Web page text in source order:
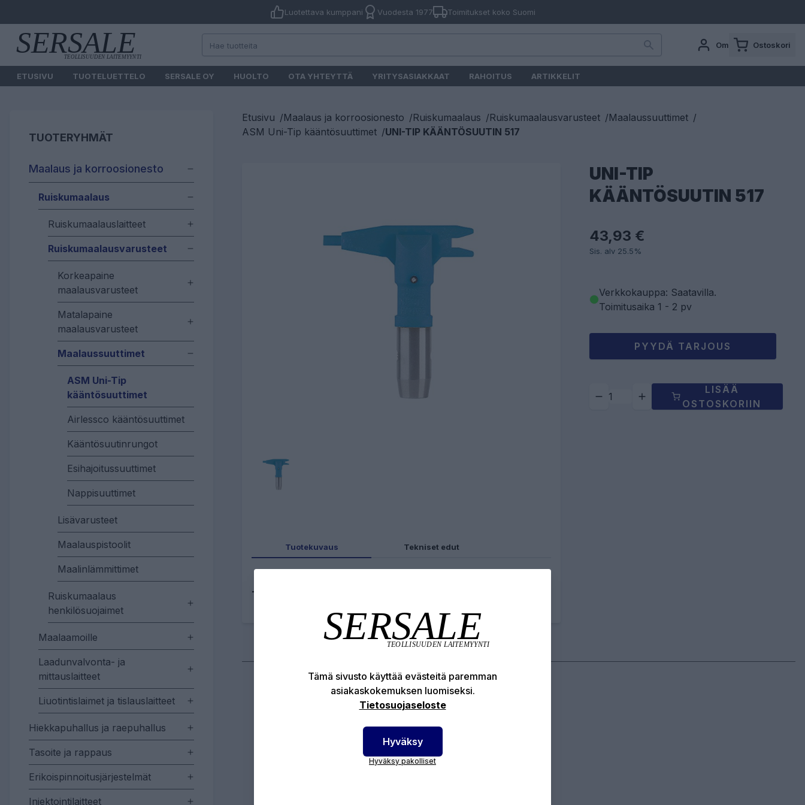
Luotettava kumppani Vuodesta 1977 Toimitukset koko Suomi
Oma tili Ostoskori
ETUSIVU TUOTELUETTELO SERSALE OY HUOLTO OTA YHTEYTTÄ YRITYSASIAKKAAT RAHOITUS ARTIKKELIT
TUOTERYHMÄT
Maalaus ja korroosionesto
Ruiskumaalaus
Ruiskumaalauslaitteet
Ruiskumaalausvarusteet
Korkeapaine
maalausvarusteet
Matalapaine
maalausvarusteet
Maalaussuuttimet
ASM Uni-Tip
kääntösuuttimet
Airlessco kääntösuuttimet
Kääntösuutinrungot
Esihajoitussuuttimet
Nappisuuttimet
Lisävarusteet
Maalauspistoolit
Maalinlämmittimet
Ruiskumaalaus
henkilösuojaimet
Maalaamoille
Laadunvalvonta- ja
mittauslaitteet
Liuotintislaimet ja tislauslaitteet
Hiekkapuhallus ja raepuhallus
Tasoite ja rappaus
Erikoispinnoitusjärjestelmät
Injektointilaitteet
Etusivu /Maalaus ja korroosionesto /Ruiskumaalaus /Ruiskumaalausvarusteet /Maalaussuuttimet /
ASM Uni-Tip kääntösuuttimet /UNI-TIP KÄÄNTÖSUUTIN 517
Tuotekuvaus Tekniset edut
Tuotenumero:
UNI-TIP
KÄÄNTÖSUUTIN 517
43,93 €
Sis. alv 25.5%
Verkkokauppa: Saatavilla.
Toimitusaika 1 - 2 pv
PYYDÄ TARJOUS
LISÄÄ
OSTOSKORIIN
Tämä sivusto käyttää evästeitä paremman
asiakaskokemuksen luomiseksi.
Tietosuojaseloste
Hyväksy
Hyväksy pakolliset